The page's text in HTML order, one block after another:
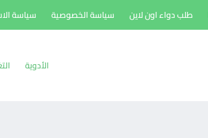
طلب دواء اون لاين سياسة الخصوصية سياسة
الأدوية